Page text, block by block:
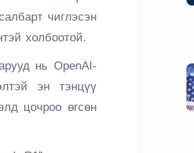
чиглэсэн
холбоотой.
нь OpenAI-
эн тэнцүү
цочроо өгсөн